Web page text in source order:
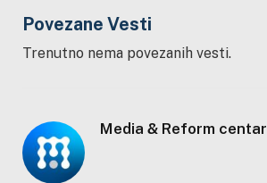
Povezane Vesti
Trenutno nema povezanih vesti.
Media & Reform centar